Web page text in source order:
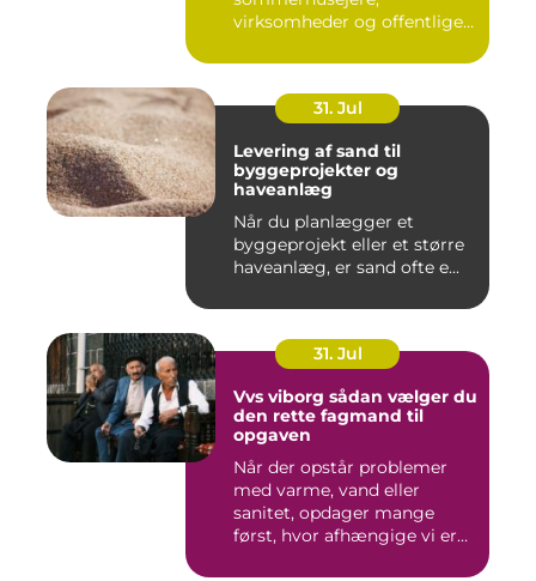
virksomheder og offentlige
31. Jul
Levering af sand til
byggeprojekter og
haveanlæg
Når du planlægger et
byggeprojekt eller et større
haveanlæg, er sand ofte e...
31. Jul
Vvs viborg sådan vælger du
den rette fagmand til
opgaven
Når der opstår problemer
med varme, vand eller
sanitet, opdager mange
først, hvor afhængige vi er